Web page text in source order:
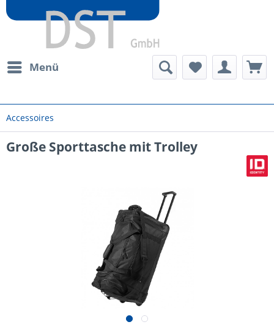
Menü
Accessoires
Große Sporttasche mit Trolley